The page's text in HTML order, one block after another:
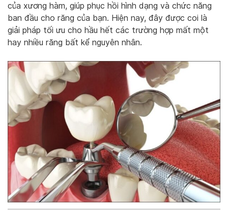
của xương hàm, giúp phục hồi hình dạng và chức năng
ban đầu cho răng của bạn. Hiện nay, đây được coi là
giải pháp tối ưu cho hầu hết các trường hợp mất một
hay nhiều răng bất kể nguyên nhân.